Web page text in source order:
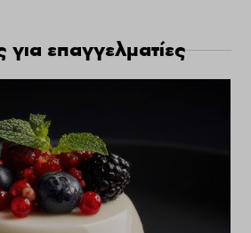
για επαγγελματίες